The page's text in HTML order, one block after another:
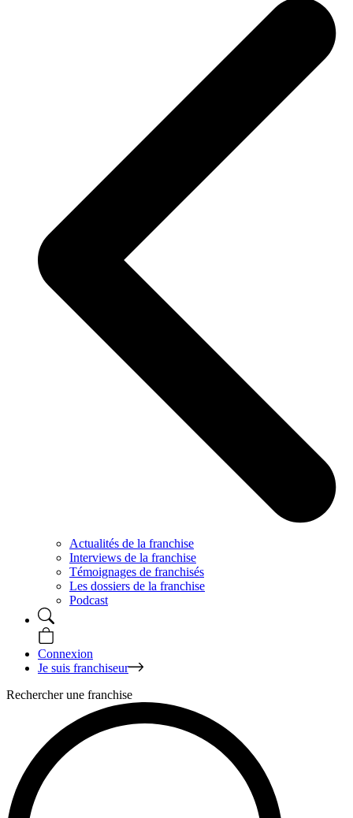
Actualités de la franchise
Interviews de la franchise
Témoignages de franchisés
Les dossiers de la franchise
Podcast
Connexion
Je suis franchiseur
Rechercher une franchise